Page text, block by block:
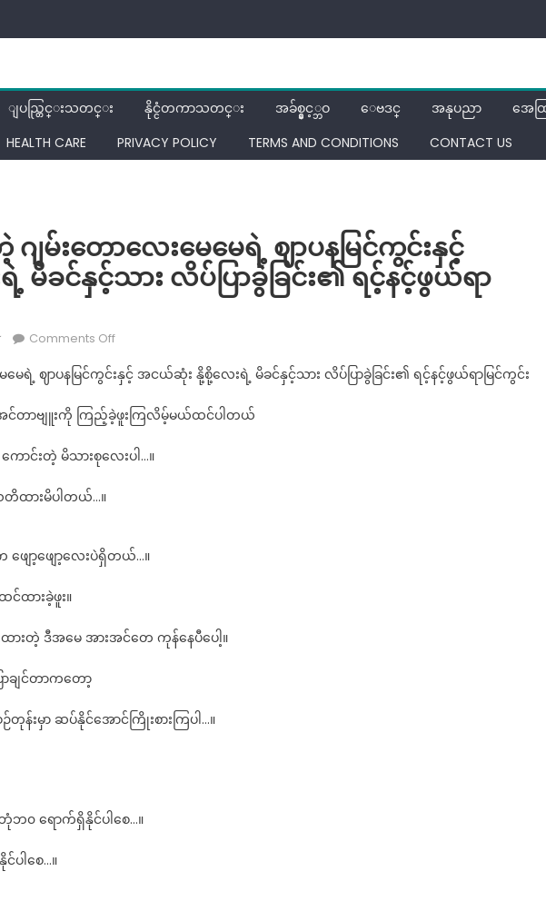
ျပည္တြင္းသတင္း နိုင္ငံတကာသတင္း အခ်စ္နွင့္ဘဝ ေဗဒင္ အနုပညာ
အေ
HEALTH CARE PRIVACY POLICY TERMS AND CONDITIONS CONTACT US
မ်းတောလေးမေမေရဲ့ ဈာပနမြင်ကွင်းနှင့်
ခင်နှင့်သား လိပ်ပြာခွဲခြင်း၏ ရင့်နင့်ဖွယ်ရာ
Comments Offon
ကင်
တဲ့
တော
ဈာပန
မြင်ကွင်း
ဆုံး
ရဲ့
မိခင်
ခြင်း၏
ရဲ့ ဈာပနမြင်ကွင်းနှင့် အငယ်ဆုံး နို့စို့လေးရဲ့ မိခင်နှင့်သား လိပ်ပြာခွဲခြင်း၏ ရင့်နင့်ဖွယ်ရာမြင်ကွင်း
င်တာဗျူးကို ကြည့်ခဲ့ဖူးကြလိမ့်မယ်ထင်ပါတယ်
ာင်းတဲ့ မိသားစုလေးပါ…။
ထားမိပါတယ်…။
ျော့ဖျော့လေးပဲရှိတယ်…။
ားခဲ့ဖူး။
ဒီအမေ အားအင်တေ ကုန်နေပီပေါ့။
ချင်တာကတော့
းမှာ ဆပ်နိုင်အောင်ကြိုးစားကြပါ…။
ဘ၀ ရောက်ရှိနိုင်ပါစေ…။
င်ပါစေ…။